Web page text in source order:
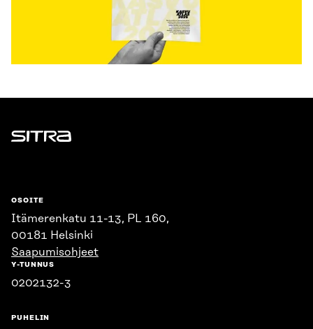
Sitra
OSOITE
Itämerenkatu 11-13, PL 160,
00181 Helsinki
Saapumisohjeet
Y-TUNNUS
0202132-3
PUHELIN